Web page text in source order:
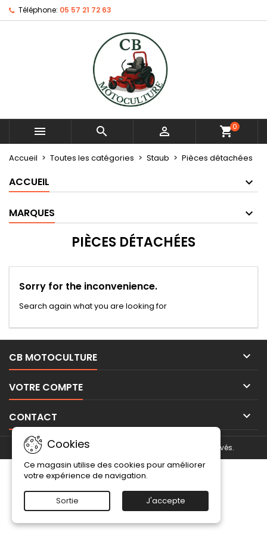
Téléphone: 05 57 21 72 63
   shopping_cart0
Accueil Toutes les catégories Staub Pièces détachées
ACCUEIL
MARQUES
PIÈCES DÉTACHÉES
Sorry for the inconvenience.
Search again what you are looking for
CB MOTOCULTURE 
VOTRE COMPTE 
CONTACT 
Cookies
Ce magasin utilise des cookies pour améliorer
votre expérience de navigation.
Sortie J'accepte
© Copyright 2026 CB motoculture. Tous droits réservés.